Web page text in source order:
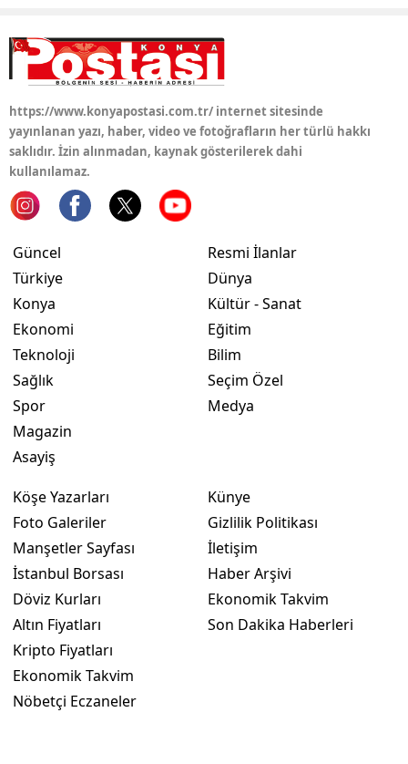
Karaman
Yalova
https://www.konyapostasi.com.tr/ internet sitesinde
yayınlanan yazı, haber, video ve fotoğrafların her türlü hakkı
saklıdır. İzin alınmadan, kaynak gösterilerek dahi
kullanılamaz.
Güncel
Türkiye
Konya
Ekonomi
Teknoloji
Sağlık
Spor
Magazin
Asayiş
Resmi İlanlar
Dünya
Kültür - Sanat
Eğitim
Bilim
Seçim Özel
Medya
Köşe Yazarları
Foto Galeriler
Manşetler Sayfası
İstanbul Borsası
Döviz Kurları
Altın Fiyatları
Kripto Fiyatları
Ekonomik Takvim
Nöbetçi Eczaneler
Künye
Gizlilik Politikası
İletişim
Haber Arşivi
Ekonomik Takvim
Son Dakika Haberleri